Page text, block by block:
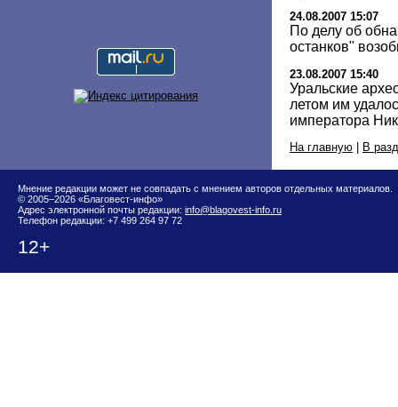
24.08.2007 15:07
По делу об
останков"
23.08.2007 15:40
Уральские
летом им
императора
На главную В
Мнение редакции может не совпадать с мнением авторов отдельных материалов.
© 2005–2026 «Благовест-инфо»
Адрес электронной почты редакции: info@blagovest-info.ru
Телефон редакции: +7 499 264 97 72
12+